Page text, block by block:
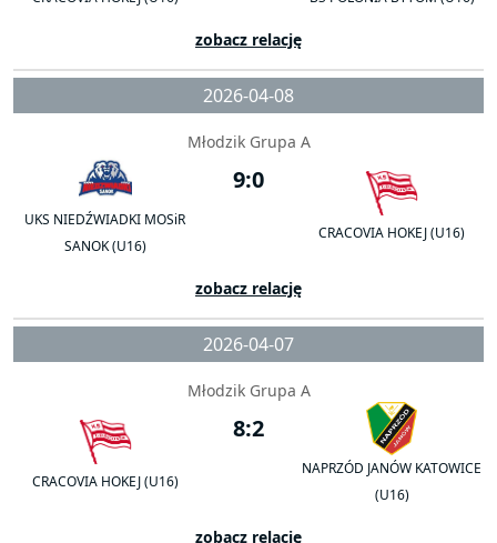
zobacz relację
2026-04-08
Młodzik Grupa A
UKS NIEDŹWIADKI MOSiR
SANOK (U16)
9:0
CRACOVIA HOKEJ (U16)
zobacz relację
2026-04-07
Młodzik Grupa A
CRACOVIA HOKEJ (U16)
8:2
NAPRZÓD JANÓW KATOWICE
(U16)
zobacz relację